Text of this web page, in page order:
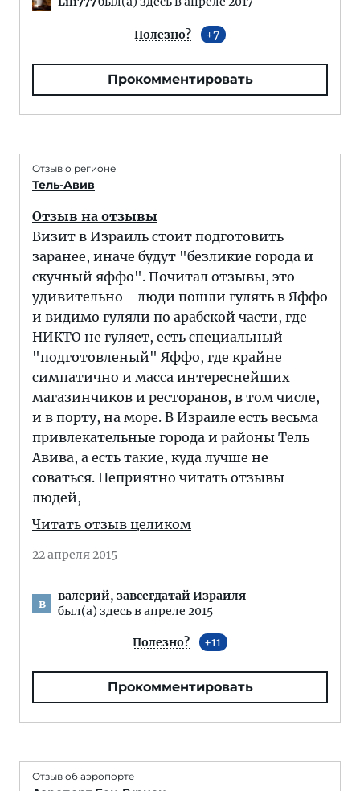
Полезно? 7
Прокомментировать
Отзыв о регионе
Тель-Авив
Отзыв на отзывы
Визит в Израиль стоит подготовить
заранее, иначе будут "безликие города и
скучный яффо". Почитал отзывы, это
удивительно - люди пошли гулять в Яффо
и видимо гуляли по арабской части, где
НИКТО не гуляет, есть специальный
"подготовленый" Яффо, где крайне
симпатично и масса интереснейших
магазинчиков и ресторанов, в том числе,
и в порту, на море. В Израиле есть весьма
привлекательные города и районы Тель
Авива, а есть такие, куда лучше не
соваться. Неприятно читать отзывы
людей,
Читать отзыв целиком
22 апреля 2015
в
валерий, завсегдатай Израиля
был(а) здесь в апреле 2015
Полезно? 11
Прокомментировать
Отзыв об аэропорте